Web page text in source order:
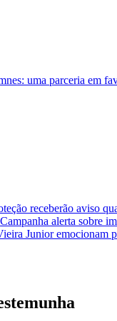
receberão aviso
Campanha alerta sobre
Junior emocionam